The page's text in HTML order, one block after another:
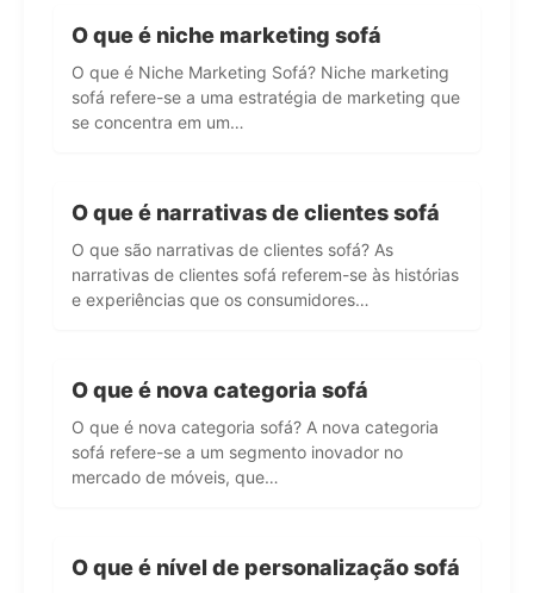
O que é niche marketing sofá
O que é Niche Marketing Sofá? Niche marketing
sofá refere-se a uma estratégia de marketing que
se concentra em um…
O que é narrativas de clientes sofá
O que são narrativas de clientes sofá? As
narrativas de clientes sofá referem-se às histórias
e experiências que os consumidores…
O que é nova categoria sofá
O que é nova categoria sofá? A nova categoria
sofá refere-se a um segmento inovador no
mercado de móveis, que…
O que é nível de personalização sofá